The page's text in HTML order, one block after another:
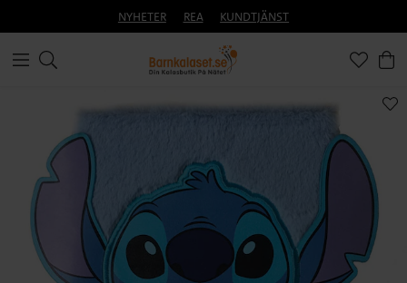
NYHETER REA KUNDTJÄNST